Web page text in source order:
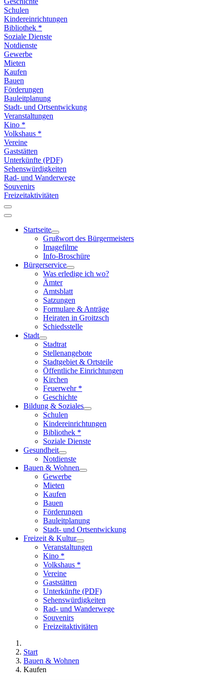
Schulen
Kindereinrichtungen
Bibliothek *
Soziale Dienste
Notdienste
Gewerbe
Mieten
Kaufen
Bauen
Förderungen
Bauleitplanung
Stadt- und Ortsentwickung
Veranstaltungen
Kino *
Volkshaus *
Vereine
Gaststätten
Unterkünfte (PDF)
Sehenswürdigkeiten
Rad- und Wanderwege
Souvenirs
Freizeitaktivitäten
Startseite
Grußwort des Bürgermeisters
Imagefilme
Info-Broschüre
Bürgerservice
Was erledige ich wo?
Ämter
Amtsblatt
Satzungen
Formulare & Anträge
Heiraten in Groitzsch
Schiedsstelle
Stadt
Stadtrat
Stellenangebote
Stadtgebiet & Ortsteile
Öffentliche Einrichtungen
Kirchen
Feuerwehr *
Geschichte
Bildung & Soziales
Schulen
Kindereinrichtungen
Bibliothek *
Soziale Dienste
Gesundheit
Notdienste
Bauen & Wohnen
Gewerbe
Mieten
Kaufen
Bauen
Förderungen
Bauleitplanung
Stadt- und Ortsentwickung
Freizeit & Kultur
Veranstaltungen
Kino *
Volkshaus *
Vereine
Gaststätten
Unterkünfte (PDF)
Sehenswürdigkeiten
Rad- und Wanderwege
Souvenirs
Freizeitaktivitäten
Start
Bauen & Wohnen
Kaufen